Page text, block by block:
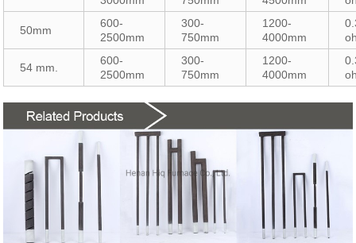
50mm
600-
2500mm
300-
750mm
1200-
4000mm
54 mm.
600-
2500mm
300-
750mm
1200-
4000mm